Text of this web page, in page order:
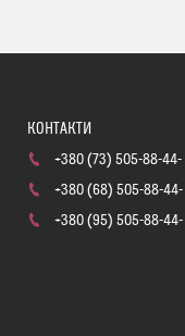
+380 (73) 505-88-44
+380 (68) 505-88-44
+380 (95) 505-88-44